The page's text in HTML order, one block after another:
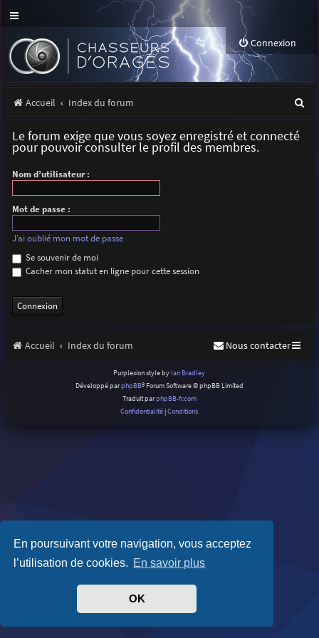
En poursuivant votre navigation, vous acceptez
l’utilisation de cookies. En savoir plus
OK
Connexion
Accueil Index du forum
Le forum exige que vous soyez enregistré et connecté
pour pouvoir consulter le profil des membres.
Nom d’utilisateur :
Mot de passe :
J’ai oublié mon mot de passe
Se souvenir de moi
Cacher mon statut en ligne pour cette session
Accueil Index du forum Nous contacter
Purplexion style by Ian Bradley
Développé parphpBB® Forum Software © phpBB Limited
Traduit parphpBB-fr.com
Confidentialité |Conditions